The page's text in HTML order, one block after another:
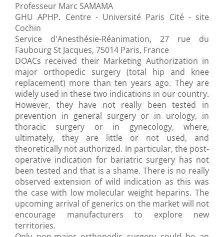
Professeur Marc SAMAMA
GHU APHP. Centre - Université Paris Cité - site
Cochin
Service d'Anesthésie-Réanimation, 27 rue du
Faubourg St Jacques, 75014 Paris, France
DOACs received their Marketing Authorization in
major orthopedic surgery (total hip and knee
replacement) more than ten years ago. They are
widely used in these two indications in our country.
However, they have not really been tested in
prevention in general surgery or in urology, in
thoracic surgery or in gynecology, where,
ultimately, they are little or not used, and
theoretically not authorized. In particular, the post-
operative indication for bariatric surgery has not
been tested and that is a shame. There is no really
observed extension of wild indication as this was
the case with low molecular weight heparins. The
upcoming arrival of generics on the market will not
encourage manufacturers to explore new
territories.